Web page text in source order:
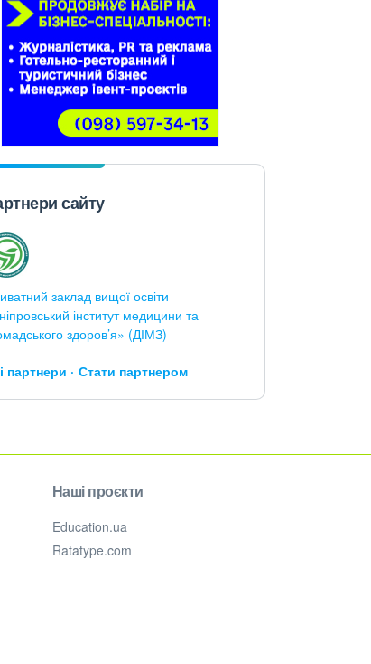
сайту
заклад вищої освіти
інститут медицини та
здоров’я» (ДІМЗ)
партнери Стати партнером
Наші проєкти
Education.ua
Ratatype.com